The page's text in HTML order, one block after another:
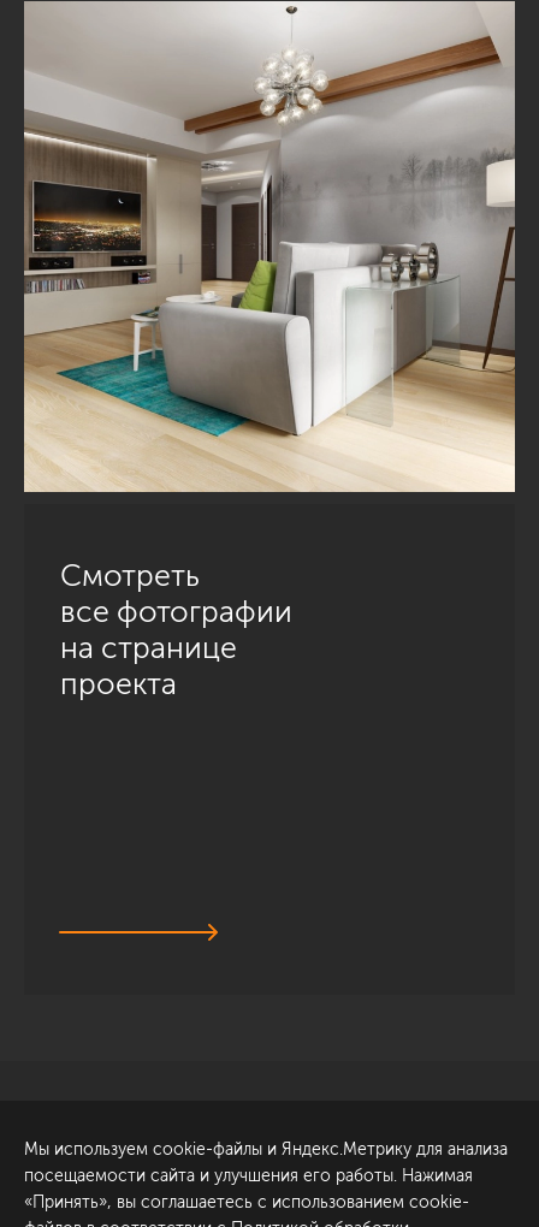
Смотреть
все фотографии
на странице
проекта
Обсудить проект
ул. Академика Павлова, 6
к1
Мы используем cookie-файлы и Яндекс.Метрику для анализа
посещаемости сайта и улучшения его работы. Нажимая
«Принять», вы соглашаетесь с использованием cookie-